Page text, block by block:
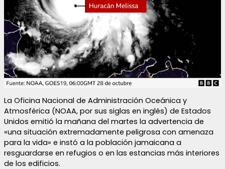
La Oficina Nacional de Administración Oceánica y
Atmosférica (NOAA, por sus siglas en inglés) de Estados
Unidos emitió la mañana del martes la advertencia de
«una situación extremadamente peligrosa con amenaza
para la vida» e instó a la población jamaicana a
resguardarse en refugios o en las estancias más interiores
de los edificios.